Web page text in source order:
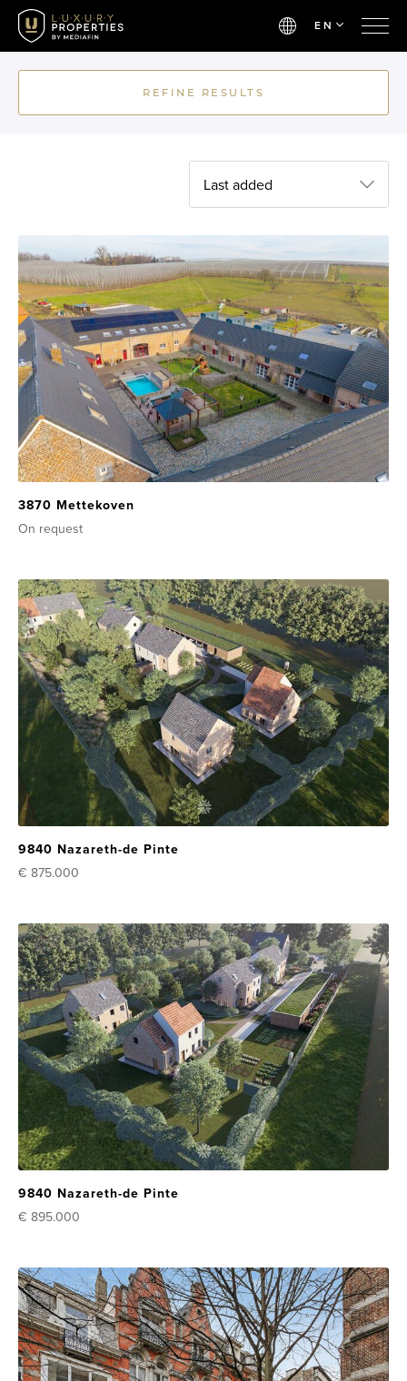
EN
REFINE RESULTS
3870 Mettekoven
On request
9840 Nazareth-de Pinte
€ 875.000
9840 Nazareth-de Pinte
€ 895.000